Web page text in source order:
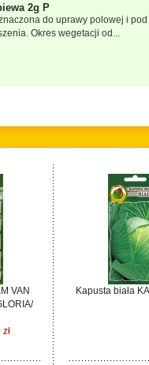
2g P
do uprawy polowej i pod
Okres wegetacji od...
VAN
Kapusta biała